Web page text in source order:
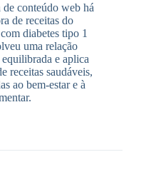
conteúdo web há
de receitas do
diabetes tipo 1
uma relação
e aplica
receitas saudáveis,
ao bem-estar e à